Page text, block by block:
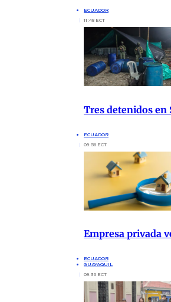
ECUADOR
11:48 ECT
Tres detenidos
ECUADOR
09:56 ECT
Empresa privada
ECUADOR
GUAYAQUIL
09:36 ECT